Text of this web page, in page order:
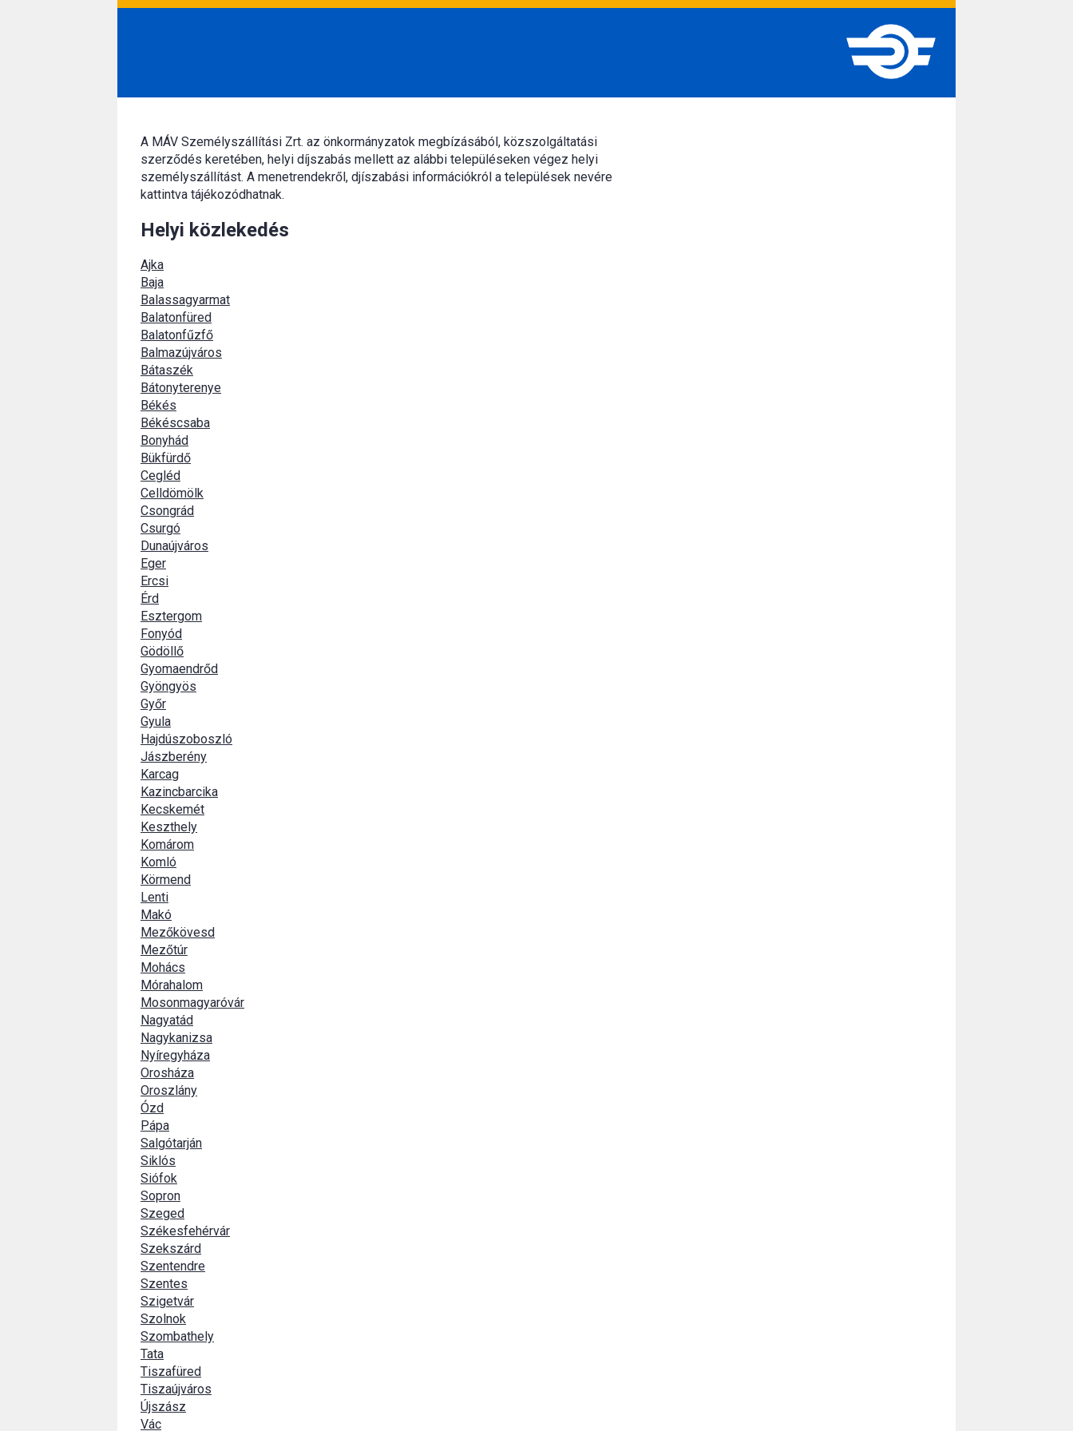
A MÁV Személyszállítási Zrt. az önkormányzatok megbízásából, közszolgáltatási
szerződés keretében, helyi díjszabás mellett az alábbi településeken végez helyi
személyszállítást. A menetrendekről, djíszabási információkról a települések nevére
kattintva tájékozódhatnak.
Helyi közlekedés
Ajka
Baja
Balassagyarmat
Balatonfüred
Balatonfűzfő
Balmazújváros
Bátaszék
Bátonyterenye
Békés
Békéscsaba
Bonyhád
Bükfürdő
Cegléd
Celldömölk
Csongrád
Csurgó
Dunaújváros
Eger
Ercsi
Érd
Esztergom
Fonyód
Gödöllő
Gyomaendrőd
Gyöngyös
Győr
Gyula
Hajdúszoboszló
Jászberény
Karcag
Kazincbarcika
Kecskemét
Keszthely
Komárom
Komló
Körmend
Lenti
Makó
Mezőkövesd
Mezőtúr
Mohács
Mórahalom
Mosonmagyaróvár
Nagyatád
Nagykanizsa
Nyíregyháza
Orosháza
Oroszlány
Ózd
Pápa
Salgótarján
Siklós
Siófok
Sopron
Szeged
Székesfehérvár
Szekszárd
Szentendre
Szentes
Szigetvár
Szolnok
Szombathely
Tata
Tiszafüred
Tiszaújváros
Újszász
Vác